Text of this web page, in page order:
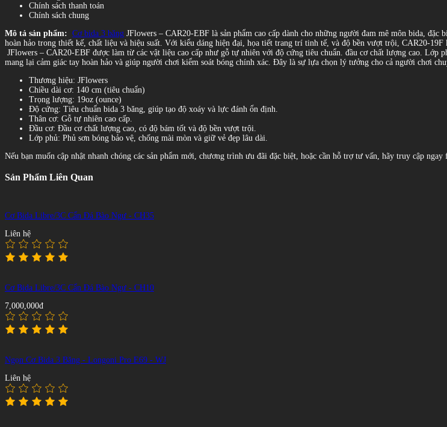
Chính sách thanh toán
Chính sách chung
Mô tả sản phẩm: Cơ bida 3 băng JFlowers – CAR20-EBF là sản phẩm cao cấp dành cho những người đam mê môn bida,
hoàn hảo trong thiết kế, chất liệu và hiệu suất. Với kiểu dáng hiện đại, họa tiết trang trí tinh tế, và độ bền vượt trội, CAR20-
JFlowers – CAR20-EBF được làm từ các vật liệu cao cấp như gỗ tự nhiên với độ cứng tiêu chuẩn. đầu cơ chất lượng cao.
mang lại cảm giác tay hoàn hảo và giúp người chơi kiểm soát bóng chính xác. Đây là sự lựa chọn lý tưởng cho cả người chơi
Thương hiệu: JFlowers
Chiều dài cơ: 140 cm (tiêu chuẩn)
Trọng lượng: 19oz (ounce)
Độ cứng: Tiêu chuẩn bida 3 băng, giúp tạo độ xoáy và lực đánh ổn định.
Thân cơ: Gỗ tự nhiên cao cấp.
Đầu cơ: Đầu cơ chất lượng cao, có độ bám tốt và độ bền vượt trội.
Lớp phủ: Phủ sơn bóng bảo vệ, chống mài mòn và giữ vẻ đẹp lâu dài.
Nếu bạn muốn cập nhật nhanh chóng các sản phẩm mới, chương trình ưu đãi đặc biệt, hoặc cần hỗ trợ tư vấn, hãy truy cập
Sản Phẩm Liên Quan
Cơ Bida Libre/3C Cẩn Đá Bào Ngư - CH35
Liên hệ
Cơ Bida Libre/3C Cẩn Đá Bào Ngư - CH10
7,000,000đ
Ngọn Cơ Bida 3 Băng - Longoni Pro E69 - WJ
Liên hệ